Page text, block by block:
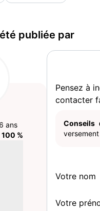
publiée par
ans
100 %
Pensez à
contacter
Conseils
Votre nom
Votre